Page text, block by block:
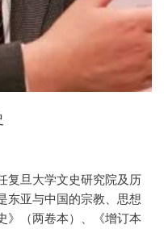
复旦大学文史研究院及历
东亚与中国的宗教、思想
》（两卷本）、《增订本